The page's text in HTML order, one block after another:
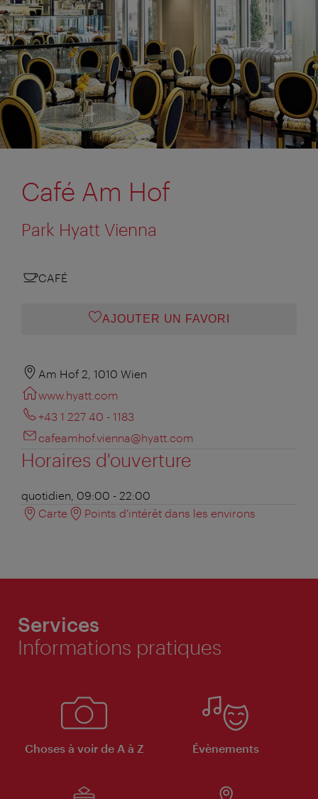
Café Am Hof
Park Hyatt Vienna
CAFÉ
AJOUTER UN FAVORI
Am Hof 2, 1010 Wien
www.hyatt.com
+43 1 227 40 - 1183
cafeamhof.vienna@hyatt.com
Horaires d'ouverture
quotidien, 09:00 - 22:00
Carte
Points d'intérêt dans les environs
Services
Informations pratiques
Choses à voir de A à Z Évènements